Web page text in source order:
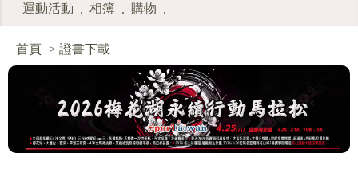
運動活動 . 相簿 . 購物 .
首頁 > 證書下載